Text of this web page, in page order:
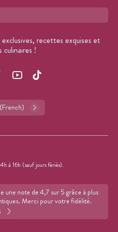
recettes exquises et
culinaires !
à 16h (sauf jours fériés).
une note de 4,7 sur 5 grâce à plus
Merci pour votre fidélité.